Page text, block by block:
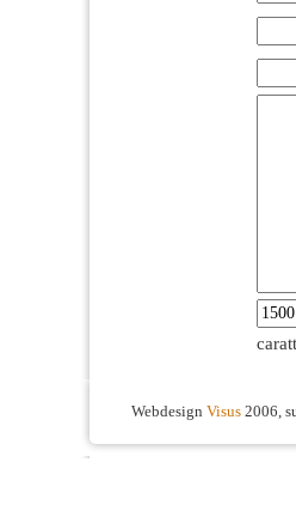
Webdesign Visus 2006,